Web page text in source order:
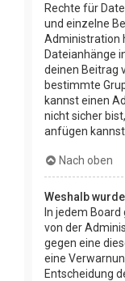
Rechte für
und einzelne
Administration
Dateianhänge
deinen Beitrag
bestimmte
kannst einen
nicht sicher
anfügen kannst.
Nach oben
Weshalb
In jedem
von der
gegen eine
eine
Entscheidung